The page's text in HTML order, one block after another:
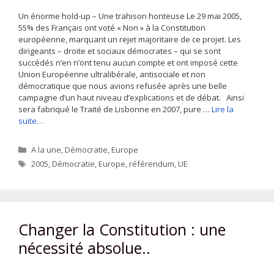
Un énorme hold-up – Une trahison honteuse Le 29 mai 2005,
55% des Français ont voté « Non » à la Constitution
européenne, marquant un rejet majoritaire de ce projet. Les
dirigeants – droite et sociaux démocrates – qui se sont
succédés n’en n’ont tenu aucun compte et ont imposé cette
Union Européenne ultralibérale, antisociale et non
démocratique que nous avions refusée après une belle
campagne d’un haut niveau d’explications et de débat. Ainsi
sera fabriqué le Traité de Lisbonne en 2007, pure … Lire la
suite…
Catégories
A la une,Démocratie,Europe
Étiquettes
2005,Démocratie,Europe,référendum,UE
Changer la Constitution : une
nécessité absolue..